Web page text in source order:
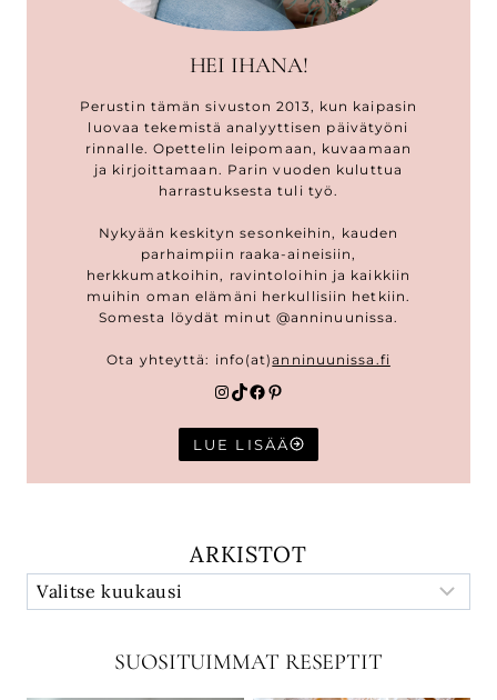
HEI IHANA!
Perustin tämän sivuston 2013, kun kaipasin
luovaa tekemistä analyyttisen päivätyöni
rinnalle. Opettelin leipomaan, kuvaamaan
ja kirjoittamaan. Parin vuoden kuluttua
harrastuksesta tuli työ.
Nykyään keskityn sesonkeihin, kauden
parhaimpiin raaka-aineisiin,
herkkumatkoihin, ravintoloihin ja kaikkiin
muihin oman elämäni herkullisiin hetkiin.
Somesta löydät minut @anninuunissa.
Ota yhteyttä: info(at)anninuunissa.fi
Instagram
TikTok
Facebook
Pinterest
LUE LISÄÄ
ARKISTOT
SUOSITUIMMAT RESEPTIT